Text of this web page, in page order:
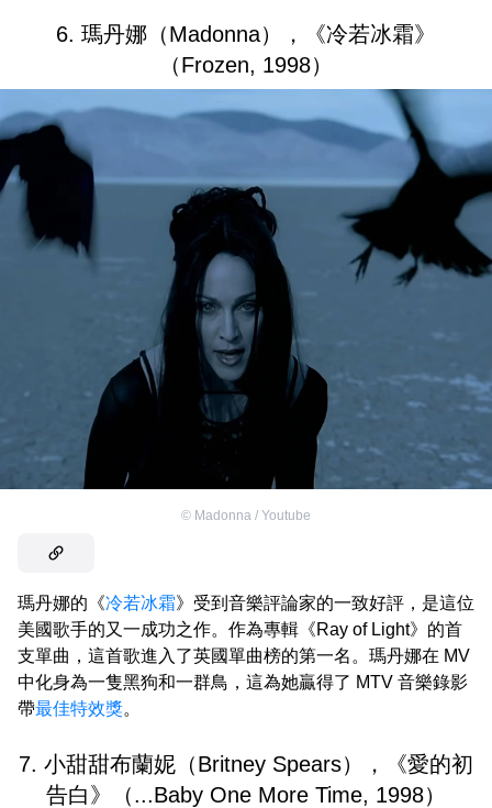
6. 瑪丹娜（Madonna），《冷若冰霜》
（Frozen, 1998）
© Madonna / Youtube
瑪丹娜的《冷若冰霜》受到音樂評論家的一致好評，是這位
美國歌手的又一成功之作。作為專輯《Ray of Light》的首
支單曲，這首歌進入了英國單曲榜的第一名。瑪丹娜在 MV
中化身為一隻黑狗和一群鳥，這為她贏得了 MTV 音樂錄影
帶最佳特效獎。
7. 小甜甜布蘭妮（Britney Spears），《愛的初
告白》（...Baby One More Time, 1998）